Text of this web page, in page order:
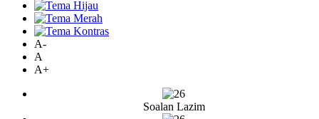
A-
A
A+
Soalan Lazim